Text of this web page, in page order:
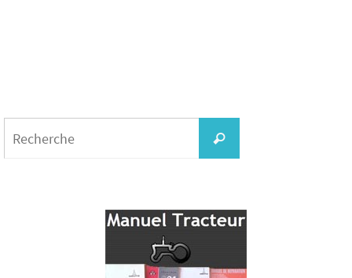
Recherche